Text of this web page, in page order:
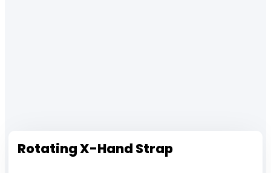
Rotating X-Hand Strap